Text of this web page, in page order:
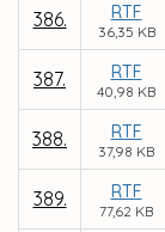
386. RTF
36,35 KB
387. RTF
40,98 KB
388. RTF
37,98 KB
389. RTF
77,62 KB